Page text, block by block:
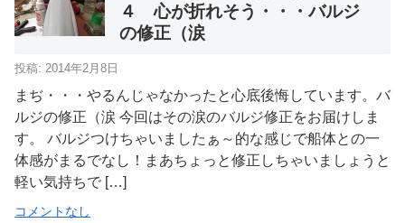
４ 心が折れそう・・・バルジ
の修正（涙
投稿: 2014年2月8日
まぢ・・・やるんじゃなかったと心底後悔しています。バ
ルジの修正（涙 今回はその涙のバルジ修正をお届けしま
す。 バルジつけちゃいましたぁ～的な感じで船体との一
体感がまるでなし！まあちょっと修正しちゃいましょうと
軽い気持ちで […]
コメントなし